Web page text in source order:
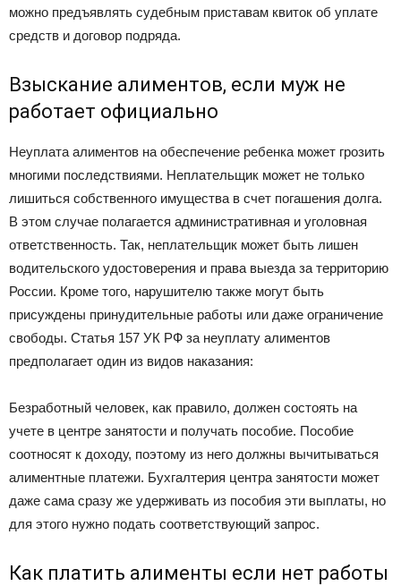
можно предъявлять судебным приставам квиток об уплате
средств и договор подряда.
Взыскание алиментов, если муж не
работает официально
Неуплата алиментов на обеспечение ребенка может грозить
многими последствиями. Неплательщик может не только
лишиться собственного имущества в счет погашения долга.
В этом случае полагается административная и уголовная
ответственность. Так, неплательщик может быть лишен
водительского удостоверения и права выезда за территорию
России. Кроме того, нарушителю также могут быть
присуждены принудительные работы или даже ограничение
свободы. Статья 157 УК РФ за неуплату алиментов
предполагает один из видов наказания:
Безработный человек, как правило, должен состоять на
учете в центре занятости и получать пособие. Пособие
соотносят к доходу, поэтому из него должны вычитываться
алиментные платежи. Бухгалтерия центра занятости может
даже сама сразу же удерживать из пособия эти выплаты, но
для этого нужно подать соответствующий запрос.
Как платить алименты если нет работы